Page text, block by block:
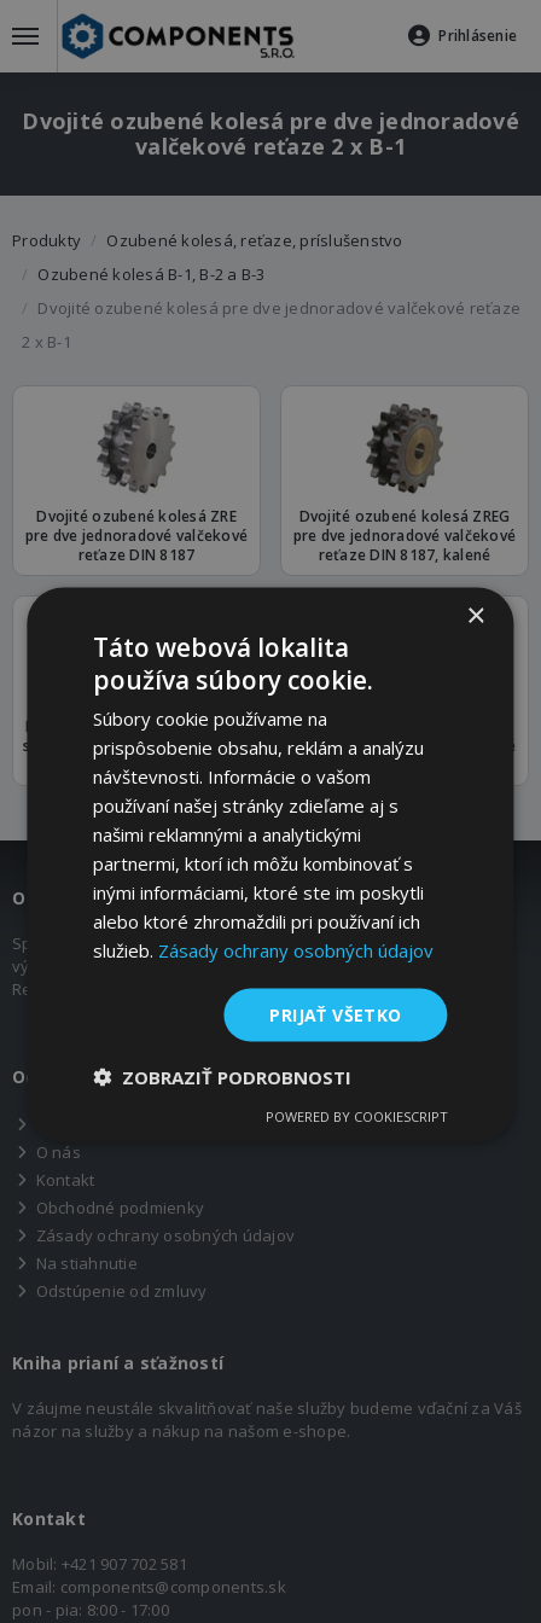
Prihlásenie
Dvojité ozubené kolesá pre dve jednoradové
valčekové reťaze 2 x B-1
Produkty
Ozubené kolesá, reťaze, príslušenstvo
Ozubené kolesá B-1, B-2 a B-3
Dvojité ozubené kolesá pre dve jednoradové valčekové reťaze
2 x B-1
Dvojité ozubené kolesá ZRE
pre dve jednoradové valčekové
reťaze DIN 8187
Dvojité ozubené kolesá ZREG
pre dve jednoradové valčekové
reťaze DIN 8187, kalené
Dvojité ozubené kolesá ZRENG
s nábojom pre dve jednoradové
valčekové reťaze
Dvojité ozubené kolesá ZRET
pre dve jednoradové valčekové
reťaze, pre kužeľové puzdro
O nás
Spoločnosť COMPONENTS s.r.o. pôsobí na trhu od roku 2007 ako
výhradný obchodný zástupca Mädler GmbH pre Slovenskú
Republiku.
Odkazy
O nás
Kontakt
Obchodné podmienky
Zásady ochrany osobných údajov
Na stiahnutie
Odstúpenie od zmluvy
Kniha prianí a sťažností
V záujme neustále skvalitňovať naše služby budeme vďační za Váš
názor na služby a nákup na našom e-shope.
Kontakt
Mobil: +421 907 702 581
Email: components@components.sk
pon - pia: 8:00 - 17:00
×
Táto webová lokalita
používa súbory cookie.
Súbory cookie používame na
prispôsobenie obsahu, reklám a analýzu
návštevnosti. Informácie o vašom
používaní našej stránky zdieľame aj s
našimi reklamnými a analytickými
partnermi, ktorí ich môžu kombinovať s
inými informáciami, ktoré ste im poskytli
alebo ktoré zhromaždili pri používaní ich
služieb. Zásady ochrany osobných údajov
PRIJAŤ VŠETKO
ZOBRAZIŤ PODROBNOSTI
POWERED BY COOKIESCRIPT